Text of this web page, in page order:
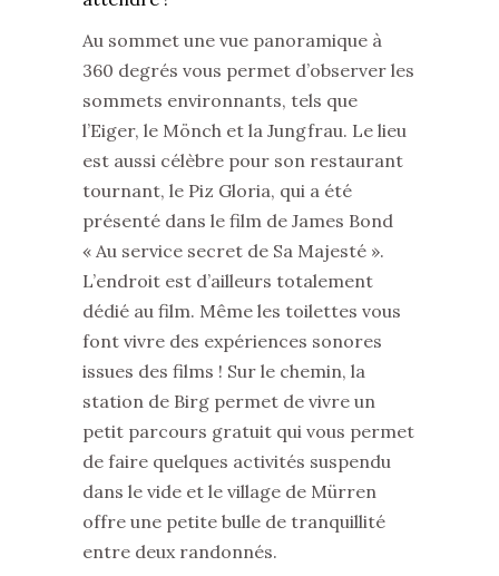
Au sommet une vue panoramique à
360 degrés vous permet d’observer les
sommets environnants, tels que
l’Eiger, le Mönch et la Jungfrau. Le lieu
est aussi célèbre pour son restaurant
tournant, le Piz Gloria, qui a été
présenté dans le film de James Bond
« Au service secret de Sa Majesté ».
L’endroit est d’ailleurs totalement
dédié au film. Même les toilettes vous
font vivre des expériences sonores
issues des films ! Sur le chemin, la
station de Birg permet de vivre un
petit parcours gratuit qui vous permet
de faire quelques activités suspendu
dans le vide et le village de Mürren
offre une petite bulle de tranquillité
entre deux randonnés.